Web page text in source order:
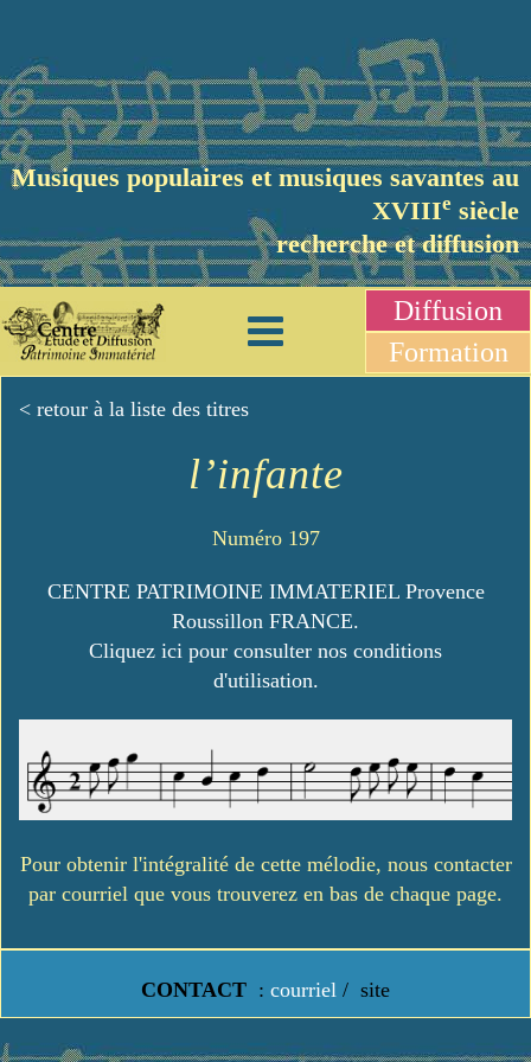
Musiques populaires et musiques savantes au
XVIIIe siècle
recherche et diffusion
Diffusion
Formation
< retour à la liste des titres
l’infante
Numéro 197
CENTRE PATRIMOINE IMMATERIEL Provence
Roussillon FRANCE.
Cliquez ici pour consulter nos conditions
d'utilisation.
Pour obtenir l'intégralité de cette mélodie, nous contacter
par courriel que vous trouverez en bas de chaque page.
CONTACT : courriel / site
https://www.lavielledanstoussesetats.fr